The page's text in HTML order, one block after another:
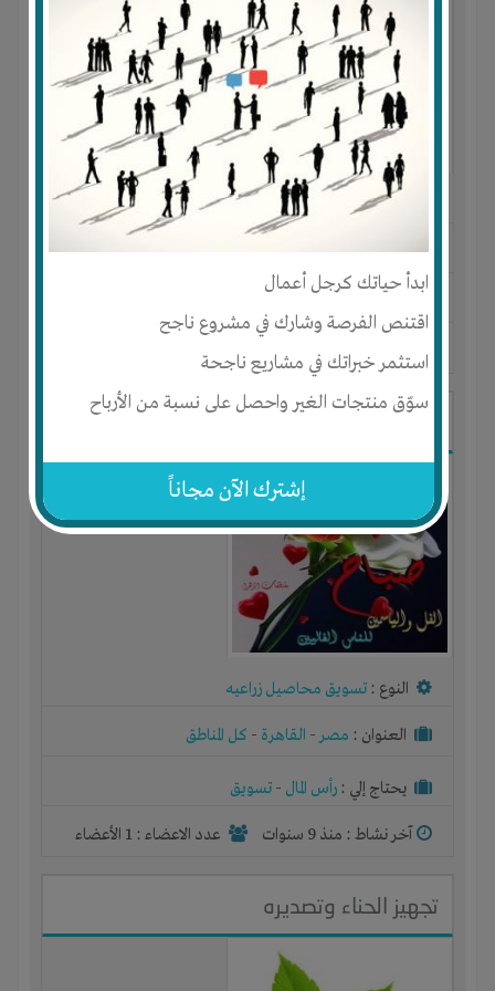
ابدأ حياتك كرجل أعمال
اقتنص الفرصة وشارك في مشروع ناجح
استثمر خبراتك في مشاريع ناجحة
سوّق منتجات الغير واحصل على نسبة من الأرباح
إشترك الآن مجاناً
النوع :تسويق محاصيل زراعيه
العنوان :السعودية
آخر نشاط :منذ 9 سنوات عدد الاعضاء : 3 الأعضاء
مزرعة اكوابونك بارباح 250بالمائه
النوع : تسويق محاصيل زراعيه
العنوان : مصر- القاهرة - كل المناطق
يحتاج إلي : رأس المال - تسويق
آخر نشاط : منذ 9 سنوات عدد الاعضاء : 1 الأعضاء
تجهيز الحناء وتصديره